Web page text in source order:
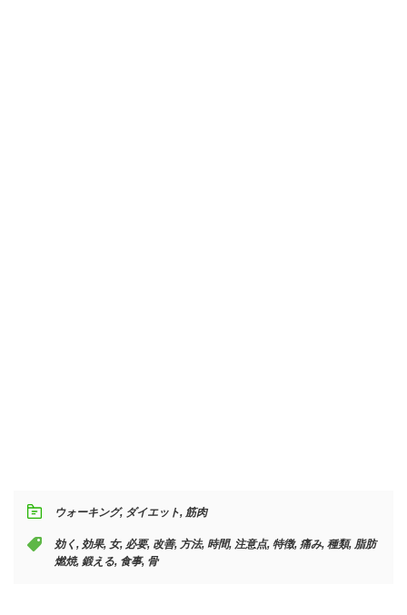
ウォーキング, ダイエット, 筋肉
効く, 効果, 女, 必要, 改善, 方法, 時間, 注意点, 特徴, 痛み, 種類, 脂肪
燃焼, 鍛える, 食事, 骨